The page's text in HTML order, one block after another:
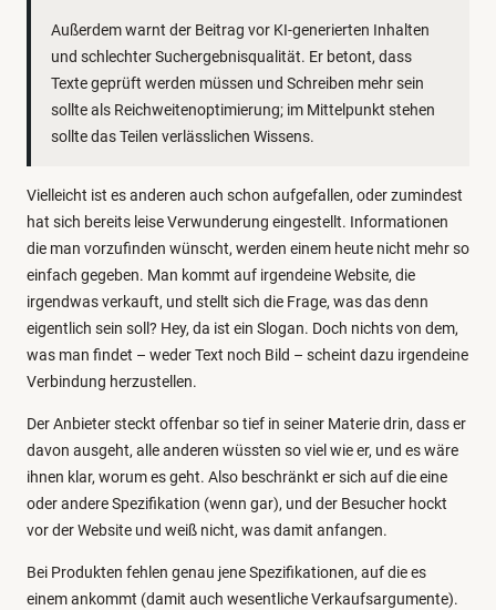
Außerdem warnt der Beitrag vor KI-generierten Inhalten
und schlechter Suchergebnisqualität. Er betont, dass
Texte geprüft werden müssen und Schreiben mehr sein
sollte als Reichweitenoptimierung; im Mittelpunkt stehen
sollte das Teilen verlässlichen Wissens.
Vielleicht ist es anderen auch schon aufgefallen, oder zumindest
hat sich bereits leise Verwunderung eingestellt. Informationen
die man vorzufinden wünscht, werden einem heute nicht mehr so
einfach gegeben. Man kommt auf irgendeine Website, die
irgendwas verkauft, und stellt sich die Frage, was das denn
eigentlich sein soll? Hey, da ist ein Slogan. Doch nichts von dem,
was man findet – weder Text noch Bild – scheint dazu irgendeine
Verbindung herzustellen.
Der Anbieter steckt offenbar so tief in seiner Materie drin, dass er
davon ausgeht, alle anderen wüssten so viel wie er, und es wäre
ihnen klar, worum es geht. Also beschränkt er sich auf die eine
oder andere Spezifikation (wenn gar), und der Besucher hockt
vor der Website und weiß nicht, was damit anfangen.
Bei Produkten fehlen genau jene Spezifikationen, auf die es
einem ankommt (damit auch wesentliche Verkaufsargumente).